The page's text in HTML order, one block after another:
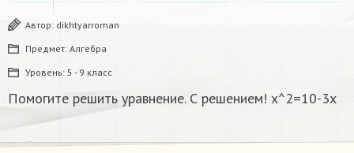
Автор: dikhtyarroman
Предмет: Алгебра
Уровень: 5 - 9 класс
Помогите решить уравнение. С решением! x^2=10-3x